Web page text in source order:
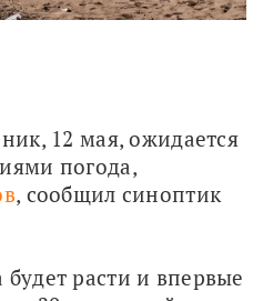
12 мая, ожидается
облачная с прояснениями погода,
, сообщил синоптик
расти и впервые